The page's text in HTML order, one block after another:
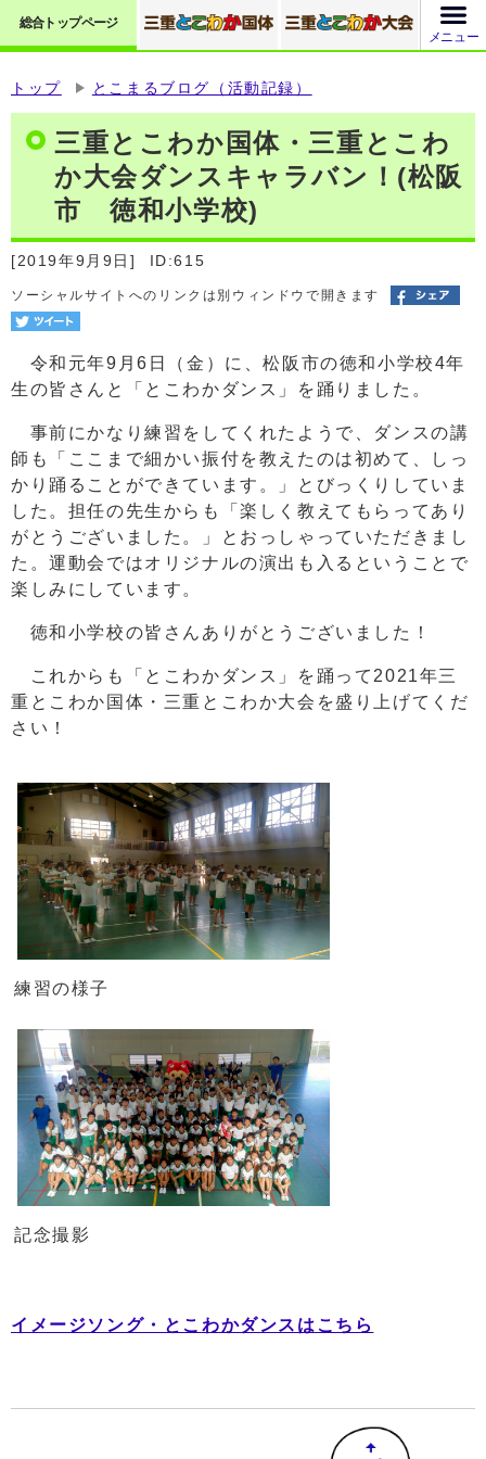
総合トップページ
メニュー
トップ とこまるブログ（活動記録）
三重とこわか国体・三重とこわ
か大会ダンスキャラバン！(松阪
市 徳和小学校)
[2019年9月9日] ID:615
ソーシャルサイトへのリンクは別ウィンドウで開きます
令和元年9月6日（金）に、松阪市の徳和小学校4年
生の皆さんと「とこわかダンス」を踊りました。
事前にかなり練習をしてくれたようで、ダンスの講
師も「ここまで細かい振付を教えたのは初めて、しっ
かり踊ることができています。」とびっくりしていま
した。担任の先生からも「楽しく教えてもらってあり
がとうございました。」とおっしゃっていただきまし
た。運動会ではオリジナルの演出も入るということで
楽しみにしています。
徳和小学校の皆さんありがとうございました！
これからも「とこわかダンス」を踊って2021年三
重とこわか国体・三重とこわか大会を盛り上げてくだ
さい！
練習の様子
記念撮影
イメージソング・とこわかダンスはこちら